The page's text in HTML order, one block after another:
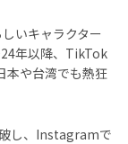
いキャラクター
年以降、TikTok
や台湾でも熱狂
し、Instagramで